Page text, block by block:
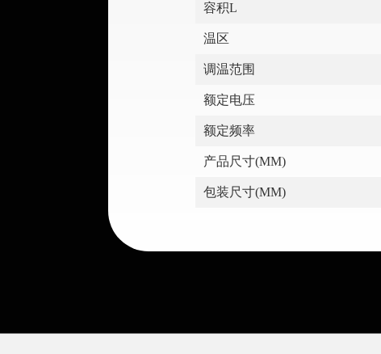
容积L
温区
调温范围
额定电压
额定频率
产品尺寸(MM)
包装尺寸(MM)